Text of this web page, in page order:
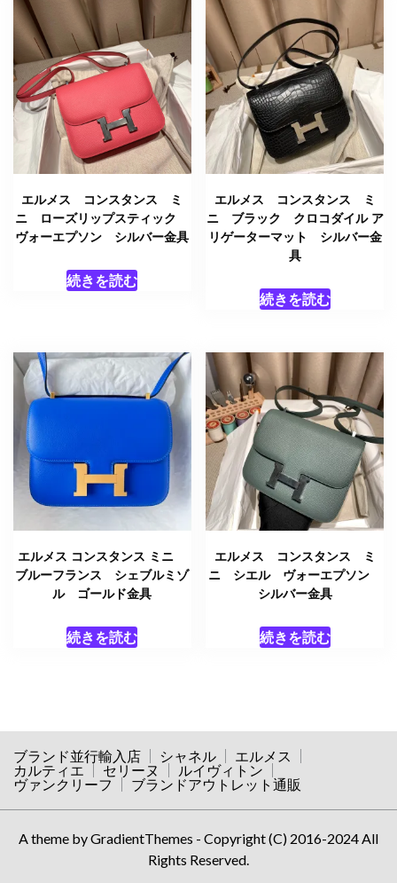
エルメス コンスタンス ミ
ニ ローズリップスティック
ヴォーエプソン シルバー金具
続きを読む
エルメス コンスタンス ミ
ニ ブラック クロコダイル ア
リゲーターマット シルバー金
具
続きを読む
エルメス コンスタンス ミニ
ブルーフランス シェブルミゾ
ル ゴールド金具
続きを読む
エルメス コンスタンス ミ
ニ シエル ヴォーエプソン
シルバー金具
続きを読む
ブランド並行輸入店 シャネル
エルメス
カルティエ
セリーヌ
ルイヴィトン
ヴァンクリーフ
ブランドアウトレット通販
A theme by GradientThemes - Copyright (C) 2016-2024 All
Rights Reserved.